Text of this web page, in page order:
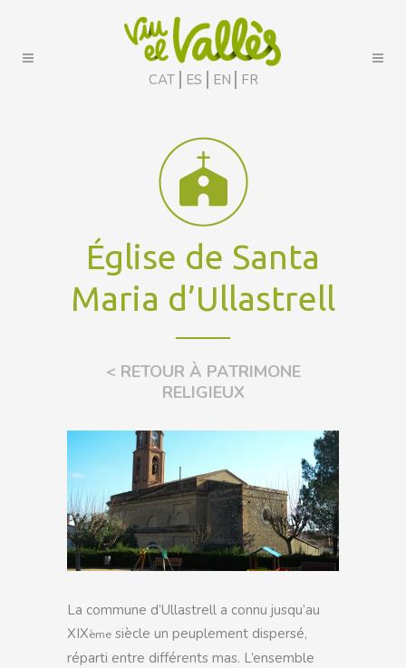
CAT ES EN FR
Église de Santa
Maria d’Ullastrell
< RETOUR À PATRIMONE
RELIGIEUX
La commune d’Ullastrell a connu jusqu’au
XIXème siècle un peuplement dispersé,
réparti entre différents mas. L’ensemble